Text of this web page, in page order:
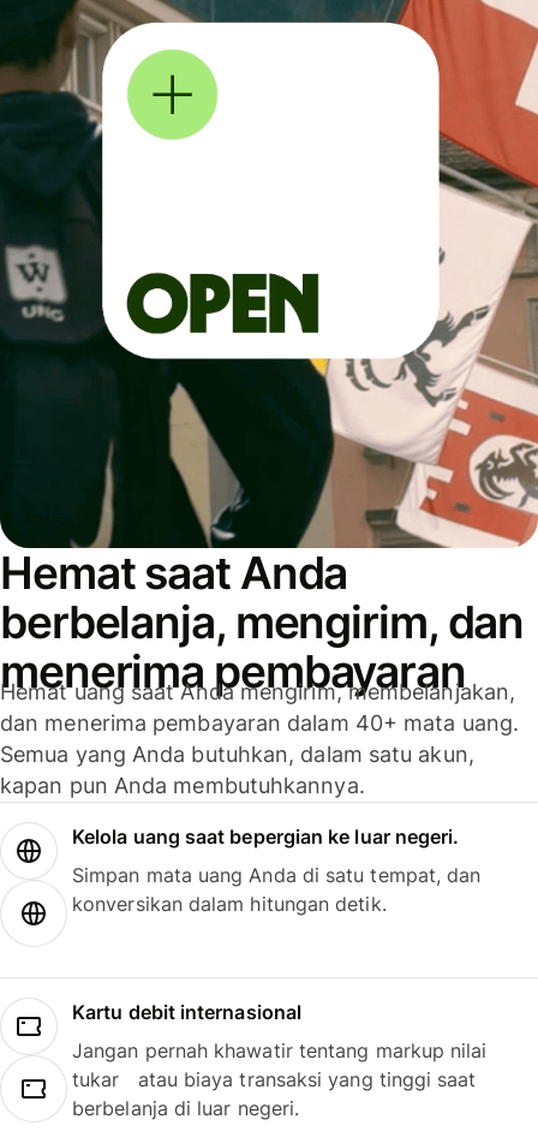
Hemat saat Anda
berbelanja, mengirim, dan
menerima pembayaran
Hemat uang saat Anda mengirim, membelanjakan,
dan menerima pembayaran dalam 40+ mata uang.
Semua yang Anda butuhkan, dalam satu akun,
kapan pun Anda membutuhkannya.
Kelola uang saat bepergian ke luar negeri.
Simpan mata uang Anda di satu tempat, dan
konversikan dalam hitungan detik.
Kartu debit internasional
Jangan pernah khawatir tentang markup nilai
tukar atau biaya transaksi yang tinggi saat
berbelanja di luar negeri.